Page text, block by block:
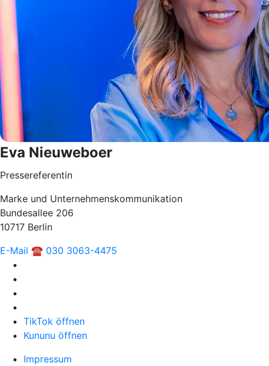
Eva Nieuweboer
Pressereferentin
Marke und Unternehmenskommunikation
Bundesallee 206
10717 Berlin
E-Mail ☎ 030 3063-4475
TikTok öffnen
Kununu öffnen
Impressum